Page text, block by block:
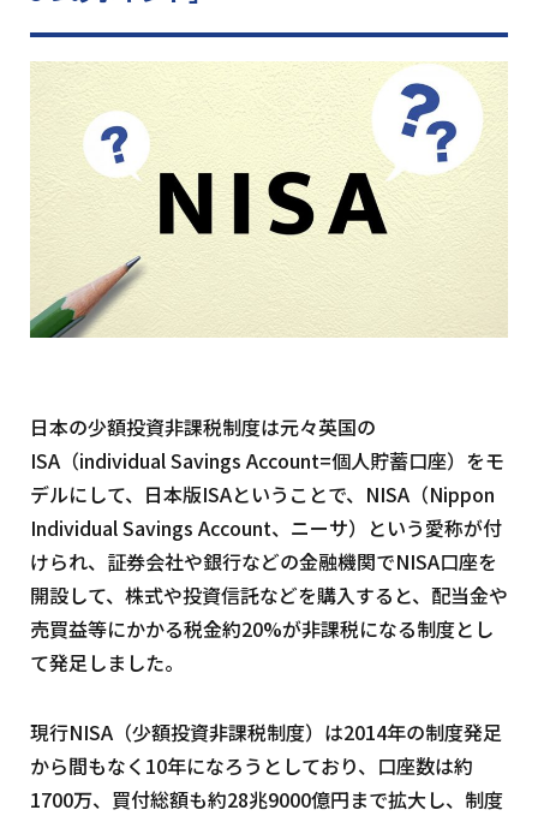
日本の少額投資非課税制度は元々英国の
ISA（individual Savings Account=個人貯蓄口座）をモ
デルにして、日本版ISAということで、NISA（Nippon
Individual Savings Account、ニーサ）という愛称が付
けられ、証券会社や銀行などの金融機関でNISA口座を
開設して、株式や投資信託などを購入すると、配当金や
売買益等にかかる税金約20%が非課税になる制度とし
て発足しました。
現行NISA（少額投資非課税制度）は2014年の制度発足
から間もなく10年になろうとしており、口座数は約
1700万、買付総額も約28兆9000億円まで拡大し、制度